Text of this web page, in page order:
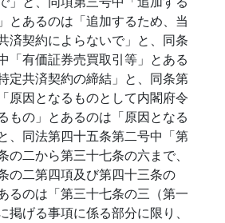
とあるのは「追加するため、当
済契約によらないで」と、同条
「有価証券売買取引等」とある
定共済契約の締結」と、同条第
原因となるものとして内閣府令
もの」とあるのは「原因となる
、同法第四十五条第二号中「第
の二から第三十七条の六まで、
の二第四項及び第四十三条の
るのは「第三十七条の三（第一
掲げる事項に係る部分に限り、